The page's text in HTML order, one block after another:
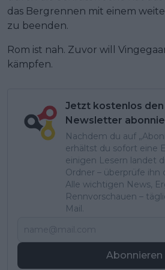
das Bergrennen mit einem
zu beenden.
Rom ist nah. Zuvor will
kämpfen.
Jetzt kostenlos
Newsletter
Nachdem du auf
erhältst du sofort eine
einigen Lesern landet
Ordner – überprüfe ihn
Alle wichtigen News,
Rennvorschauen –
Mail.
Abonnieren